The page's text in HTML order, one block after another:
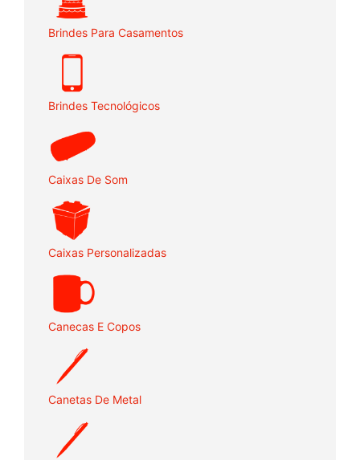
Brindes Para Casamentos
Brindes Tecnológicos
Caixas De Som
Caixas Personalizadas
Canecas E Copos
Canetas De Metal